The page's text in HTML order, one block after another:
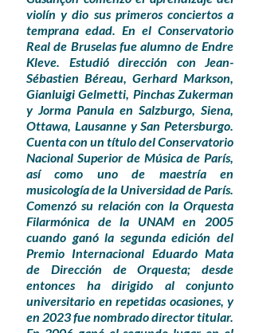
violín y dio sus primeros conciertos a
temprana edad. En el Conservatorio
Real de Bruselas fue alumno de Endre
Kleve. Estudió dirección con Jean-
Sébastien Béreau, Gerhard Markson,
Gianluigi Gelmetti, Pinchas Zukerman
y Jorma Panula en Salzburgo, Siena,
Ottawa, Lausanne y San Petersburgo.
Cuenta con un título del Conservatorio
Nacional Superior de Música de París,
así como uno de maestría en
musicología de la Universidad de París.
Comenzó su relación con la Orquesta
Filarmónica de la UNAM en 2005
cuando ganó la segunda edición del
Premio Internacional Eduardo Mata
de Dirección de Orquesta; desde
entonces ha dirigido al conjunto
universitario en repetidas ocasiones, y
en 2023 fue nombrado director titular.